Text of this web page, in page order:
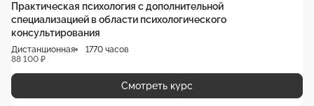
Практическая психология с дополнительной
специализацией в области психологического
консультирования
Дистанционная
1770 часов
88 100 ₽
Смотреть курс